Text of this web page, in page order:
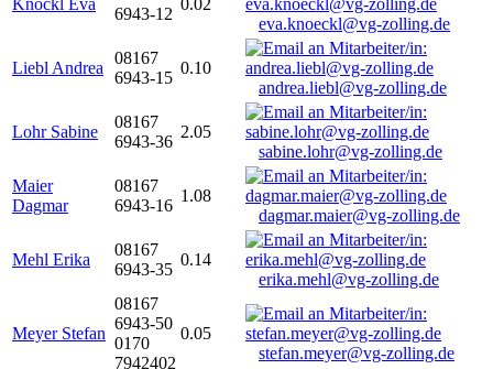
Knöckl Eva
6943-12
0.02
eva.knoeckl@vg-zolling.de
Liebl Andrea
08167
6943-15
0.10
andrea.liebl@vg-zolling.de
Lohr Sabine
08167
6943-36
2.05
sabine.lohr@vg-zolling.de
Maier
Dagmar
08167
6943-16
1.08
dagmar.maier@vg-zolling.de
Mehl Erika
08167
6943-35
0.14
erika.mehl@vg-zolling.de
Meyer Stefan
08167
6943-50
0170
7942402
0.05
stefan.meyer@vg-zolling.de